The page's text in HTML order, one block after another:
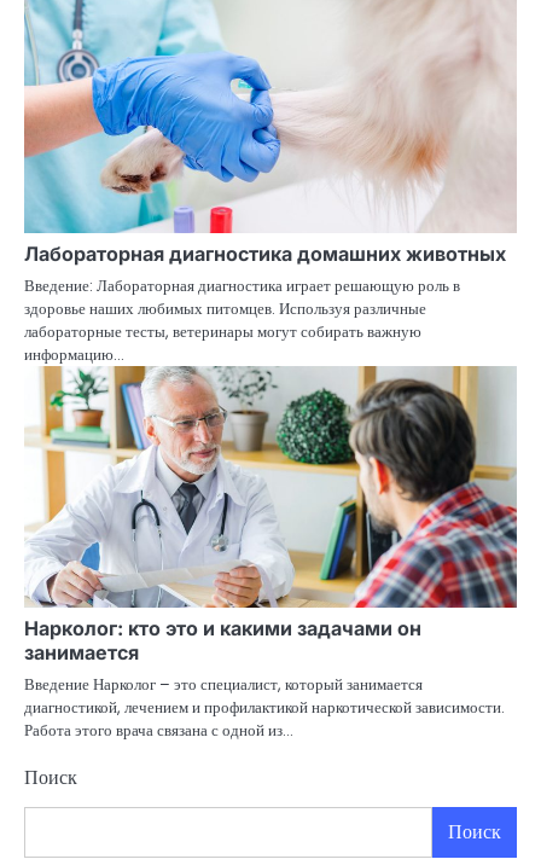
Лабораторная диагностика домашних животных
Введение: Лабораторная диагностика играет решающую роль в
здоровье наших любимых питомцев. Используя различные
лабораторные тесты, ветеринары могут собирать важную
информацию…
Нарколог: кто это и какими задачами он
занимается
Введение Нарколог – это специалист, который занимается
диагностикой, лечением и профилактикой наркотической зависимости.
Работа этого врача связана с одной из…
Поиск
Поиск